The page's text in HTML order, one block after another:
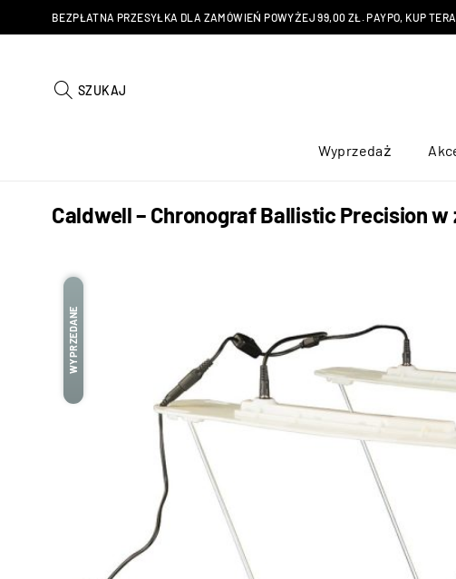
BEZPŁATNA PRZESYŁKA DLA ZAMÓWIEŃ POWYŻEJ 99,00 ZŁ. PAYPO, KUP
SZUKAJ
Wyprzedaż
Caldwell – Chronograf Ballistic Precision w
WYPRZEDANE